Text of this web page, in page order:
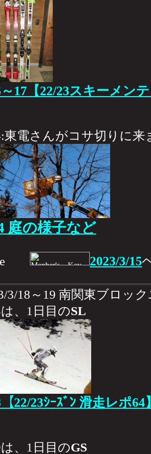
～17【22/23スキーメン
東電さんがコサ切りに来
庭の様子など
2023/3/15
3/18～19 南関東ブロッ
、1日目のSL
22/23ｼｰｽﾞﾝ 滑走レポ64
、1日目のGS